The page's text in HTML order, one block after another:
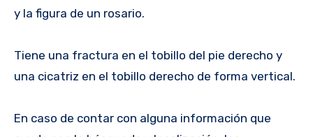
y la figura de un rosario.
Tiene una fractura en el tobillo del pie derecho y
una cicatriz en el tobillo derecho de forma vertical.
En caso de contar con alguna información que